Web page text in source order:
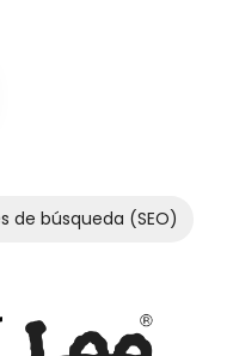
de búsqueda (SEO)